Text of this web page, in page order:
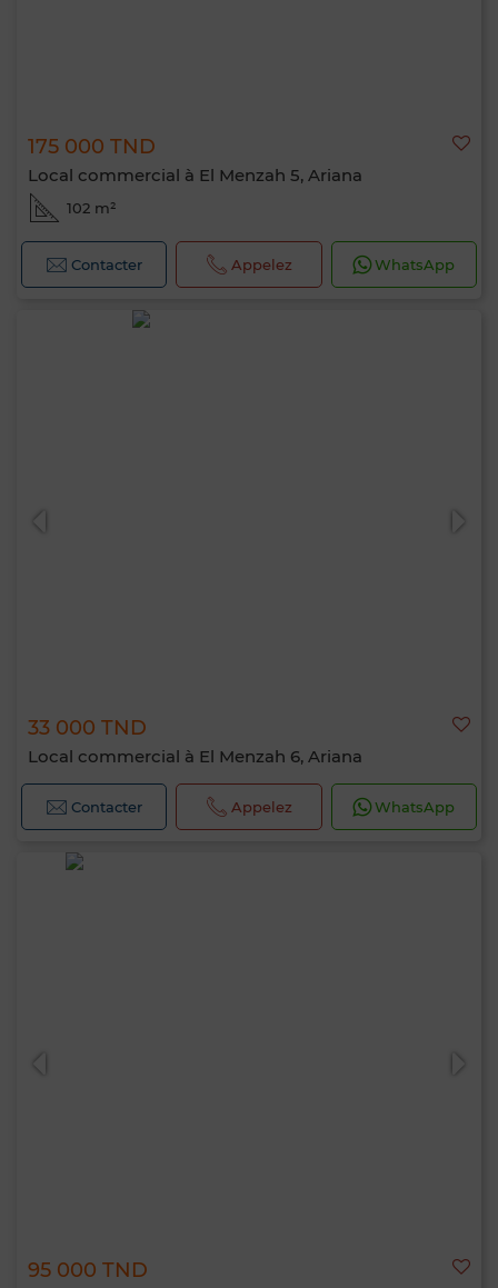
175 000 TND
Local commercial à El Menzah 5, Ariana
102 m²
Contacter Appelez WhatsApp
33 000 TND
Local commercial à El Menzah 6, Ariana
Contacter Appelez WhatsApp
95 000 TND